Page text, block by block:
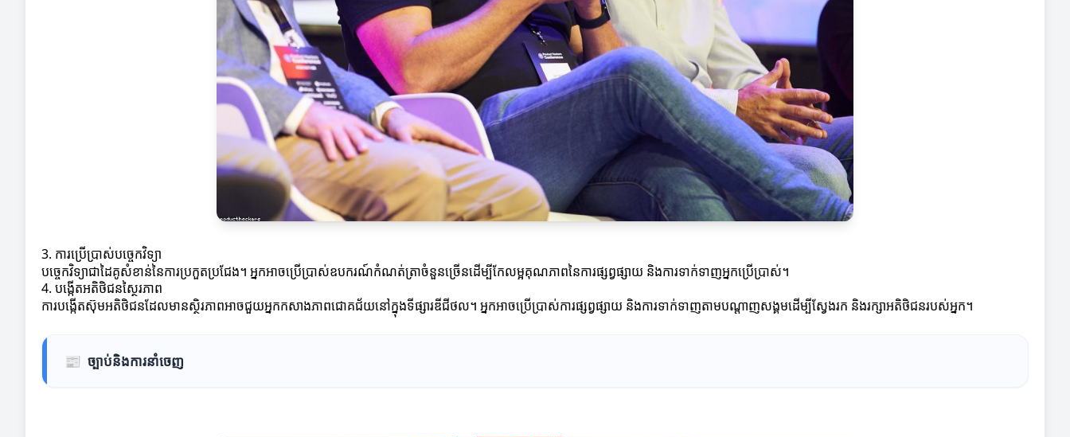
3. ការប្រើប្រាស់បច្ចេកវិទ្យា
បច្ចេកវិទ្យាជាដៃគូសំខាន់នៃការប្រកួតប្រជែង។ អ្នកអាចប្រើប្រាស់ឧបករណ៍កំណត់ត្រាចំនួនច្រើនដើម្បីកែលម្អគុណភាពនៃការផ្សព្វផ្សាយ និងការទាក់ទាញអ្នកប្រើប្រាស់។
4. បង្កើតអតិថិជនស្ថៃរភាព
ការបង្កើតស៊ុមអតិថិជនដែលមានស្ថិរភាពអាចជួយអ្នកកសាងភាពជោគជ័យនៅក្នុងទីផ្សារឌីជីថល។ អ្នកអាចប្រើប្រាស់ការផ្សព្វផ្សាយ និងការទាក់ទាញតាមបណ្តាញសង្គមដើម្បីស្វែងរក និងរក្សាអតិថិជនរបស់អ្នក។
📰 ច្បាប់និងការនាំចេញ